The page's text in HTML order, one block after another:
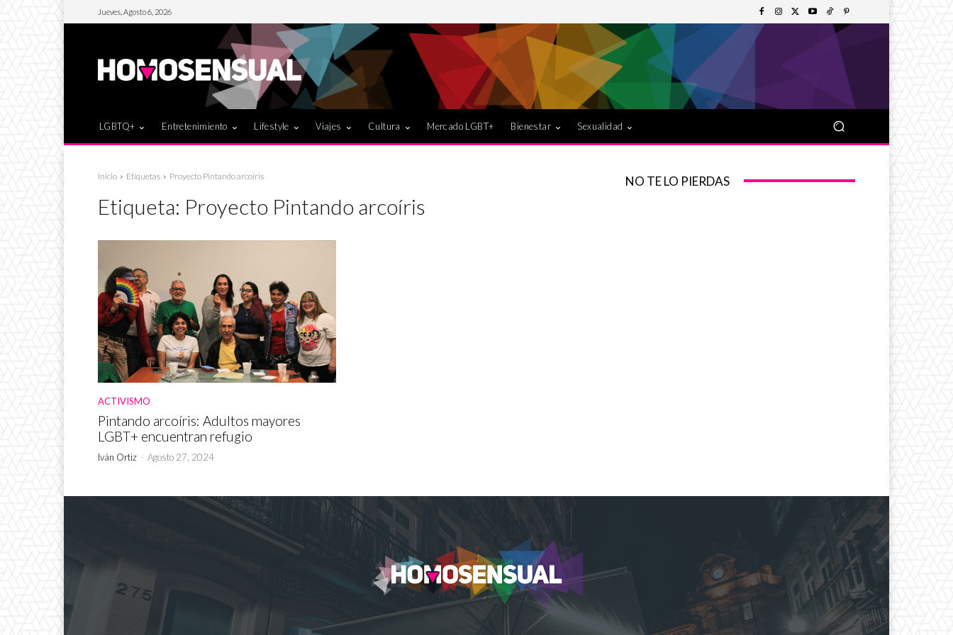
Jueves, Agosto 6, 2026
LGBTQ+ Entretenimiento Lifestyle Viajes Cultura Mercado LGBT+ Bienestar Sexualidad
Inicio Etiquetas Proyecto Pintando arcoíris
Etiqueta: Proyecto Pintando arcoíris
ACTIVISMO
Pintando arcoíris: Adultos mayores
LGBT+ encuentran refugio
Iván Ortiz - Agosto 27, 2024
NO TE LO PIERDAS